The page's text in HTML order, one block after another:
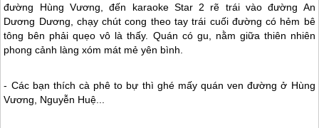
đường Hùng Vương, đến karaoke Star 2 rẽ trái vào đường An
Dương Dương, chạy chút cong theo tay trái cuối đường có hẻm bê
tông bên phải quẹo vô là thấy. Quán có gu, nằm giữa thiên nhiên
phong cảnh làng xóm mát mẻ yên bình.
- Các bạn thích cà phê to bự thì ghé mấy quán ven đường ở Hùng
Vương, Nguyễn Huệ...